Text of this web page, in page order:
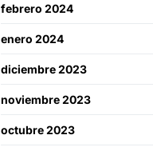
febrero 2024
enero 2024
diciembre 2023
noviembre 2023
octubre 2023